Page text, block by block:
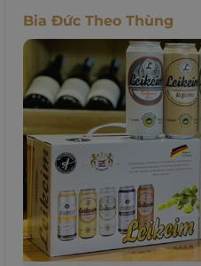
Bia Đức Theo Thùng